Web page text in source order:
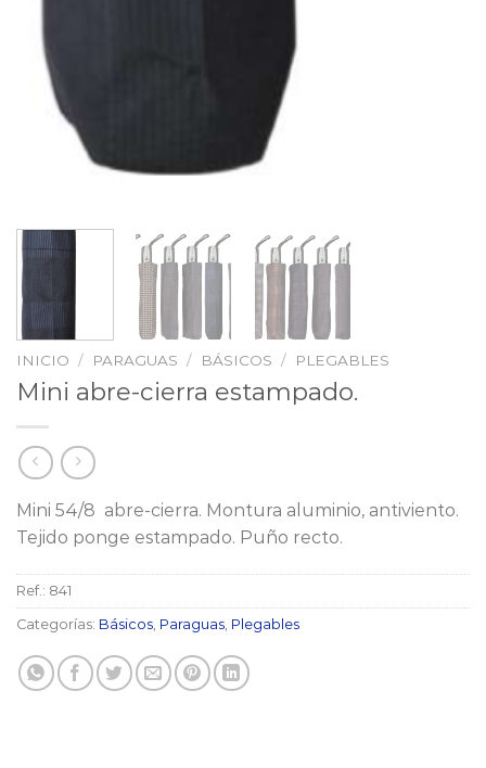
INICIO / PARAGUAS / BÁSICOS / PLEGABLES
Mini abre-cierra estampado.
Mini 54/8 abre-cierra. Montura aluminio, antiviento.
Tejido ponge estampado. Puño recto.
Ref.: 841
Categorías: Básicos Paraguas Plegables